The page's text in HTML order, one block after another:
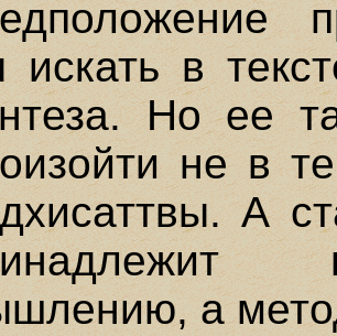
искать в
Но ее
не в
А
а